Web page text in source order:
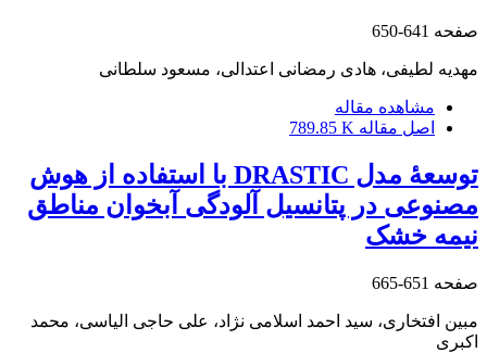
صفحه 641-650
مهدیه لطیفی، هادی رمضانی اعتدالی، مسعود سلطانی
مشاهده مقاله
اصل مقاله 789.85 K
توسعۀ مدل DRASTIC با استفاده از هوش
مصنوعی در پتانسیل آلودگی آبخوان مناطق
نیمه ‏خشک
صفحه 651-665
مبین افتخاری، سید احمد اسلامی نژاد، علی حاجی الیاسی، محمد
اکبری